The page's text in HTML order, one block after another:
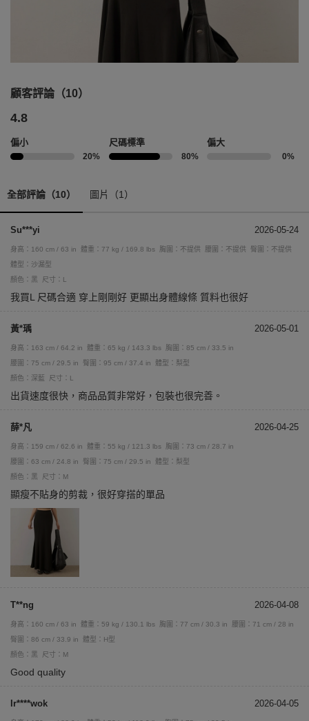
顧客評論（10）
4.8
偏小
20%
尺碼標準
80%
偏大
0%
全部評論（10） 圖片（1）
Su***yi 2026-05-24
身高：160 cm / 63 in 體重：77 kg / 169.8 lbs 胸圍：不提供 腰圍：不提供
臀圍：不提供
體型：沙漏型
顏色：黑
尺寸：L
我買L 尺碼合適 穿上剛剛好 更顯出身體線條 質料也很好
黃*瑀 2026-05-01
身高：163 cm / 64.2 in 體重：65 kg / 143.3 lbs
胸圍：85 cm / 33.5 in
腰圍：75 cm / 29.5 in
臀圍：95 cm / 37.4 in
體型：梨型
顏色：深藍
尺寸：L
出貨速度很快，商品品質非常好，包裝也很完善。
薛*凡 2026-04-25
身高：159 cm / 62.6 in 體重：55 kg / 121.3 lbs
胸圍：73 cm / 28.7 in
腰圍：63 cm / 24.8 in
臀圍：75 cm / 29.5 in
體型：梨型
顏色：黑
尺寸：M
顯瘦不貼身的剪裁，很好穿搭的單品
T**ng 2026-04-08
身高：160 cm / 63 in 體重：59 kg / 130.1 lbs 胸圍：77 cm / 30.3 in
腰圍：71 cm / 28 in
臀圍：86 cm / 33.9 in
體型：H型
顏色：黑
尺寸：M
Good quality
Ir****wok 2026-04-05